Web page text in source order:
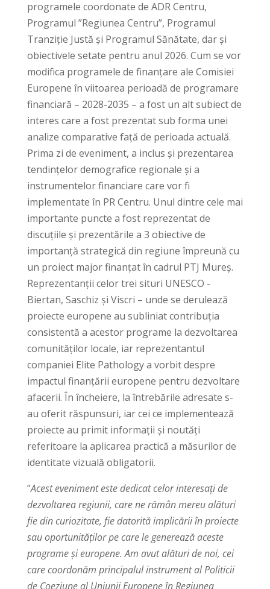
programele coordonate de ADR Centru,
Programul ”Regiunea Centru”, Programul
Tranziție Justă și Programul Sănătate, dar și
obiectivele setate pentru anul 2026. Cum se vor
modifica programele de finanțare ale Comisiei
Europene în viitoarea perioadă de programare
financiară – 2028-2035 – a fost un alt subiect de
interes care a fost prezentat sub forma unei
analize comparative față de perioada actuală.
Prima zi de eveniment, a inclus și prezentarea
tendințelor demografice regionale și a
instrumentelor financiare care vor fi
implementate în PR Centru. Unul dintre cele mai
importante puncte a fost reprezentat de
discuțiile și prezentările a 3 obiective de
importanță strategică din regiune împreună cu
un proiect major finanțat în cadrul PTJ Mureș.
Reprezentanții celor trei situri UNESCO -
Biertan, Saschiz și Viscri – unde se derulează
proiecte europene au subliniat contribuția
consistentă a acestor programe la dezvoltarea
comunităților locale, iar reprezentantul
companiei Elite Pathology a vorbit despre
impactul finanțării europene pentru dezvoltare
afacerii. În încheiere, la întrebările adresate s-
au oferit răspunsuri, iar cei ce implementează
proiecte au primit informații și noutăți
referitoare la aplicarea practică a măsurilor de
identitate vizuală obligatorii.
”Acest eveniment este dedicat celor interesați de
dezvoltarea regiunii, care ne rămân mereu alături
fie din curiozitate, fie datorită implicării în proiecte
sau oportunităților pe care le generează aceste
programe și europene. Am avut alături de noi, cei
care coordonăm principalul instrument al Politicii
de Coeziune al Uniunii Europene în Regiunea